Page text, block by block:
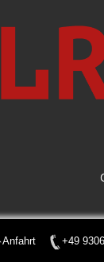
Anfahrt +49